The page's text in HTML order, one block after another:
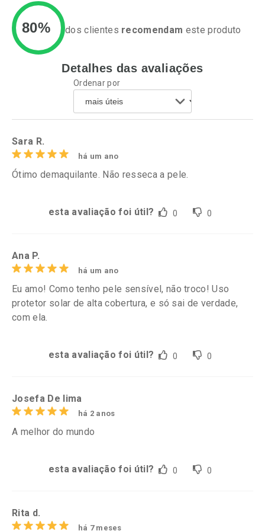
Ativar Desconto
Comprar sem Desconto
Por R$ 39,99/cada
Comprar sem Desconto
Ativar Desconto
Comprar sem Desconto
Por R$ 52,64/cada
Por R$ 52,64/cada
80% dos clientes recomendam este produto
Detalhes das avaliações
Ordenar por
Sara R.
há um ano
Ótimo demaquilante. Não resseca a pele.
esta avaliação foi útil? 0 0
Ana P.
há um ano
Eu amo! Como tenho pele sensível, não troco! Uso
protetor solar de alta cobertura, e só sai de verdade,
com ela.
esta avaliação foi útil? 0 0
Josefa De lima
há 2 anos
A melhor do mundo
esta avaliação foi útil? 0 0
Rita d.
há 7 meses